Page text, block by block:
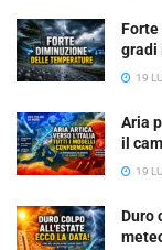
Forte
gradi
19
Aria
il
19
Duro